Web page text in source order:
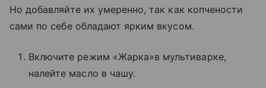
Но добавляйте их умеренно, так как копчености
сами по себе обладают ярким вкусом.
Включите режим «Жарка»в мультиварке,
налейте масло в чашу.